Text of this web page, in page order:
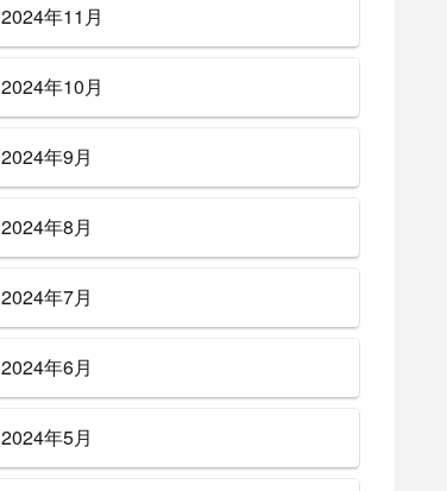
2024年11月
2024年10月
2024年9月
2024年8月
2024年7月
2024年6月
2024年5月